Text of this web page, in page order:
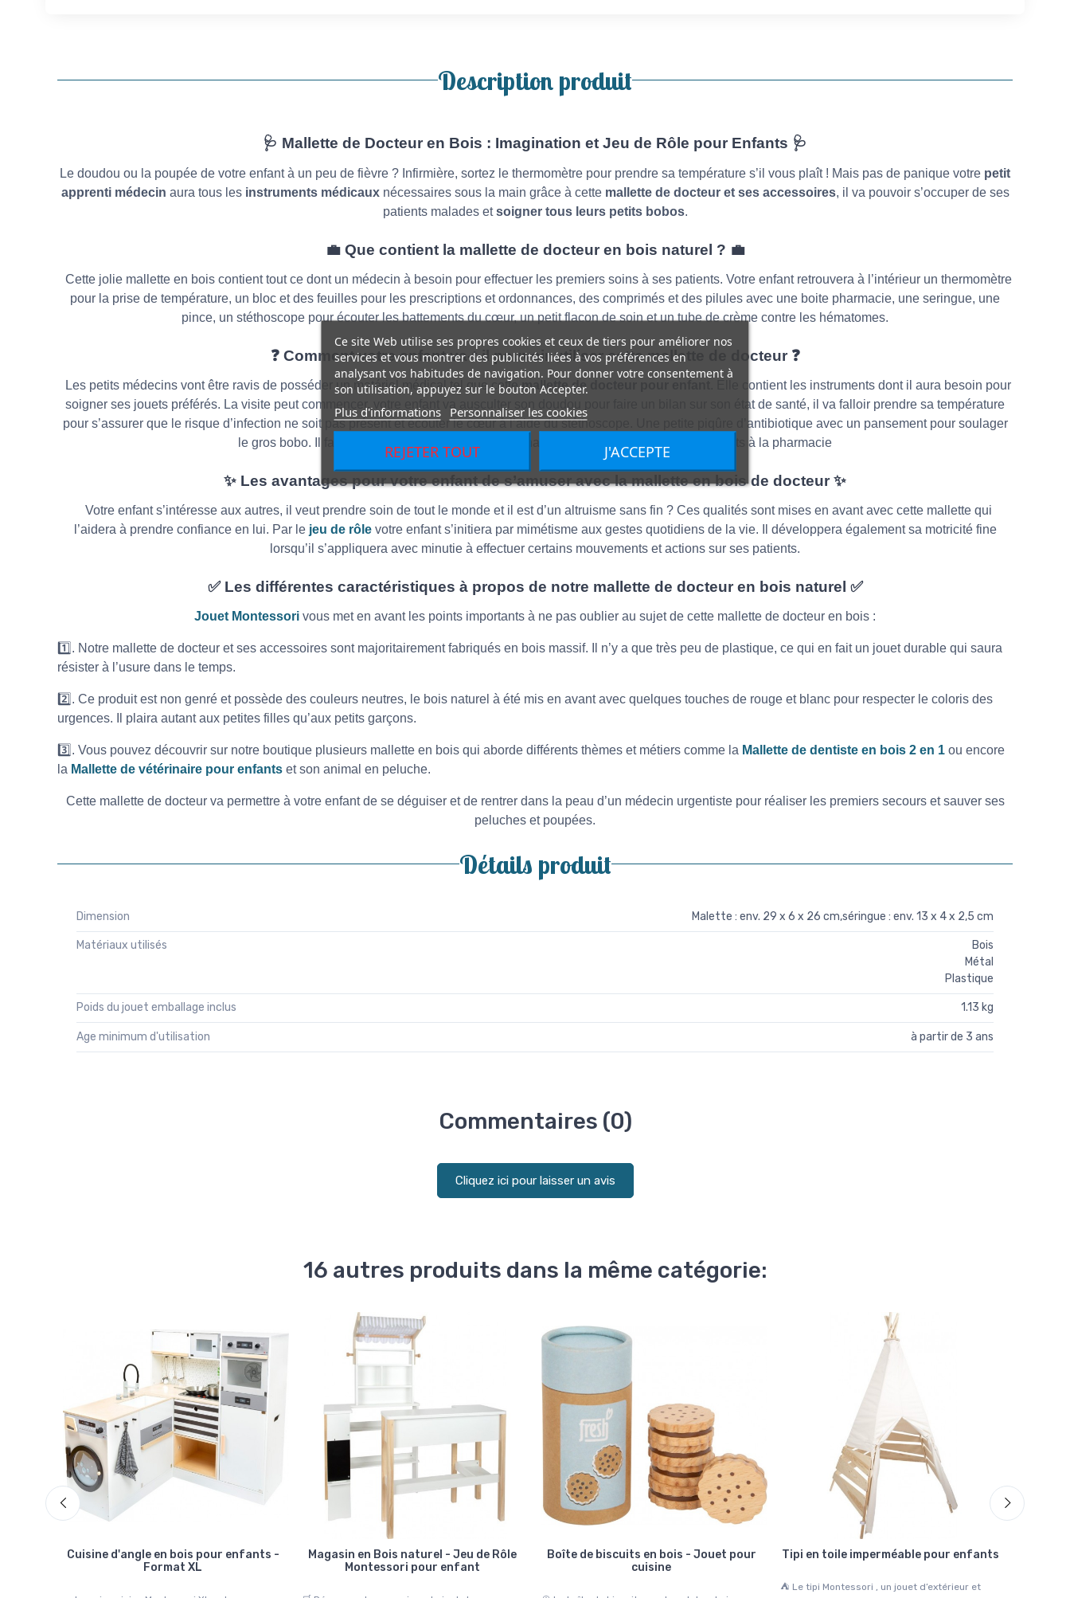
Ce site Web utilise ses propres cookies et ceux de tiers pour améliorer nos
services et vous montrer des publicités liées à vos préférences en
analysant vos habitudes de navigation. Pour donner votre consentement à
son utilisation, appuyez sur le bouton Accepter.
Plus d'informations Personnaliser les cookies
REJETER TOUT J'ACCEPTE
Description produit
🩺 Mallette de Docteur en Bois : Imagination et Jeu de Rôle pour Enfants 🩺
Le doudou ou la poupée de votre enfant à un peu de fièvre ? Infirmière, sortez le thermomètre pour prendre sa température s’il vous plaît ! Mais pas de panique votre petit
apprenti médecin aura tous les instruments médicauxnécessaires sous la main grâce à cette mallette de docteur et ses accessoires, il va pouvoir s’occuper de ses
patients malades etsoigner tous leurs petits bobos.
💼 Que contient la mallette de docteur en bois naturel ? 💼
Cette jolie mallette en bois contient tout ce dont un médecin à besoin pour effectuer les premiers soins à ses patients. Votre enfant retrouvera à l’intérieur un thermomètre
pour la prise de température, un bloc et des feuilles pour les prescriptions et ordonnances, des comprimés et des pilules avec une boite pharmacie, une seringue, une
pince, un stéthoscope pour écouter les battements du cœur, un petit flacon de soin et un tube de crème contre les hématomes.
❓ Comment votre enfant va-t-il pouvoir utiliser cette mallette de docteur ❓
Les petits médecins vont être ravis de posséder un matériel médical tel que cettemallette de docteur pour enfant
. Elle contient les instruments dont il aura besoin pour
soigner ses jouets préférés. La visite peut commencer, votre enfant va ausculter son doudou pour faire un bilan sur son état de santé, il va falloir prendre sa température
pour s’assurer que le risque d’infection ne soit pas présent et écouter le cœur à l’aide du stéthoscope. Une petite piqûre d’antibiotique avec un pansement pour soulager
le gros bobo. Il faudra penser à prescrire une ordonnance pour récupérer les médicaments à la pharmacie
✨ Les avantages pour votre enfant de s’amuser avec la mallette en bois de docteur ✨
Votre enfant s’intéresse aux autres, il veut prendre soin de tout le monde et il est d’un altruisme sans fin ? Ces qualités sont mises en avant avec cette mallette qui
l’aidera à prendre confiance en lui. Par le jeu de rôlevotre enfant s’initiera par mimétisme aux gestes quotidiens de la vie. Il développera également sa motricité fine
lorsqu’il s’appliquera avec minutie à effectuer certains mouvements et actions sur ses patients.
✅ Les différentes caractéristiques à propos de notre mallette de docteur en bois naturel ✅
Jouet Montessori vous met en avant les points importants à ne pas oublier au sujet de cette mallette de docteur en bois :
1️⃣. Notre mallette de docteur et ses accessoires sont majoritairement fabriqués en bois massif. Il n’y a que très peu de plastique, ce qui en fait un jouet durable qui saura
résister à l’usure dans le temps.
2️⃣. Ce produit est non genré et possède des couleurs neutres, le bois naturel à été mis en avant avec quelques touches de rouge et blanc pour respecter le coloris des
urgences. Il plaira autant aux petites filles qu’aux petits garçons.
3️⃣. Vous pouvez découvrir sur notre boutique plusieurs mallette en bois qui aborde différents thèmes et métiers comme la Mallette de dentiste en bois 2 en 1 ou encore
la Mallette de vétérinaire pour enfants et son animal en peluche.
Cette mallette de docteur va permettre à votre enfant de se déguiser et de rentrer dans la peau d’un médecin urgentiste pour réaliser les premiers secours et sauver ses
peluches et poupées.
Détails produit
Dimension Malette : env. 29 x 6 x 26 cm,séringue : env. 13 x 4 x 2,5 cm
Matériaux utilisés
Bois
Métal
Plastique
Poids du jouet emballage inclus 1.13 kg
Age minimum d'utilisation à partir de 3 ans
Commentaires (0)
Cliquez ici pour laisser un avis
16 autres produits dans la même catégorie:
Cuisine d'angle en bois pour enfants -
Format XL
Magasin en Bois naturel - Jeu de Rôle
Montessori pour enfant
Boîte de biscuits en bois - Jouet pour
cuisine
Tipi en toile imperméable pour enfants
⛺ Le tipi Montessori , un jouet d’extérieur et